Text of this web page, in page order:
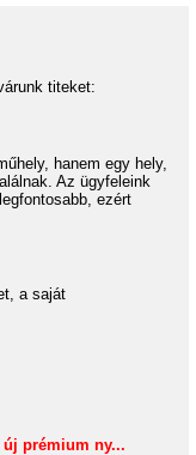
titeket:
hanem egy hely,
Az ügyfeleink
ezért
a saját
új prémium ny...